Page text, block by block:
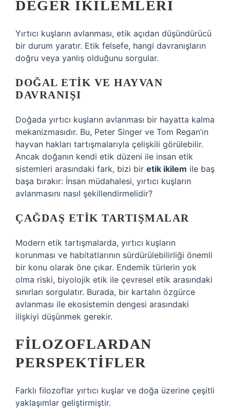
DEĞER İKILEMLERI
Yırtıcı kuşların avlanması, etik açıdan düşündürücü
bir durum yaratır. Etik felsefe, hangi davranışların
doğru veya yanlış olduğunu sorgular.
DOĞAL ETIK VE HAYVAN
DAVRANIŞI
Doğada yırtıcı kuşların avlanması bir hayatta kalma
mekanizmasıdır. Bu, Peter Singer ve Tom Regan’ın
hayvan hakları tartışmalarıyla çelişkili görülebilir.
Ancak doğanın kendi etik düzeni ile insan etik
sistemleri arasındaki fark, bizi bir etik ikilem ile baş
başa bırakır: İnsan müdahalesi, yırtıcı kuşların
avlanmasını nasıl şekillendirmelidir?
ÇAĞDAŞ ETIK TARTIŞMALAR
Modern etik tartışmalarda, yırtıcı kuşların
korunması ve habitatlarının sürdürülebilirliği önemli
bir konu olarak öne çıkar. Endemik türlerin yok
olma riski, biyolojik etik ile çevresel etik arasındaki
sınırları sorgulatır. Burada, bir kartalın özgürce
avlanması ile ekosistemin dengesi arasındaki
ilişkiyi düşünmek gerekir.
FILOZOFLARDAN
PERSPEKTIFLER
Farklı filozoflar yırtıcı kuşlar ve doğa üzerine çeşitli
yaklaşımlar geliştirmiştir.